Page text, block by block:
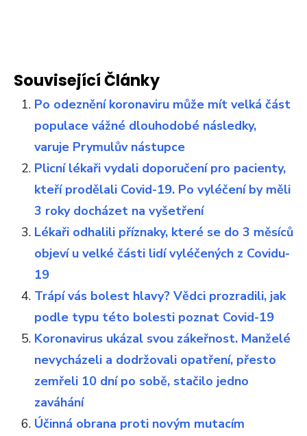
Související Články
Po odeznění koronaviru může mít velká část
populace vážné dlouhodobé následky,
varuje Prymulův nástupce
Plicní lékaři vydali doporučení pro pacienty,
kteří prodělali Covid-19. Po vyléčení by měli
3 roky docházet na vyšetření
Lékaři odhalili příznaky, které se do 3 měsíců
objeví u velké části lidí vyléčených z Covidu-
19
Trápí vás bolest hlavy? Vědci prozradili, jak
podle typu této bolesti poznat Covid-19
Koronavirus ukázal svou zákeřnost. Manželé
nevycházeli a dodržovali opatření, přesto
zemřeli 10 dní po sobě, stačilo jedno
zaváhání
Účinná obrana proti novým mutacím